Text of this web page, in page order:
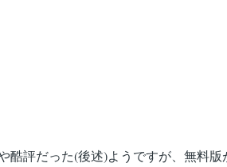
酷評だった(後述)ようですが、無料